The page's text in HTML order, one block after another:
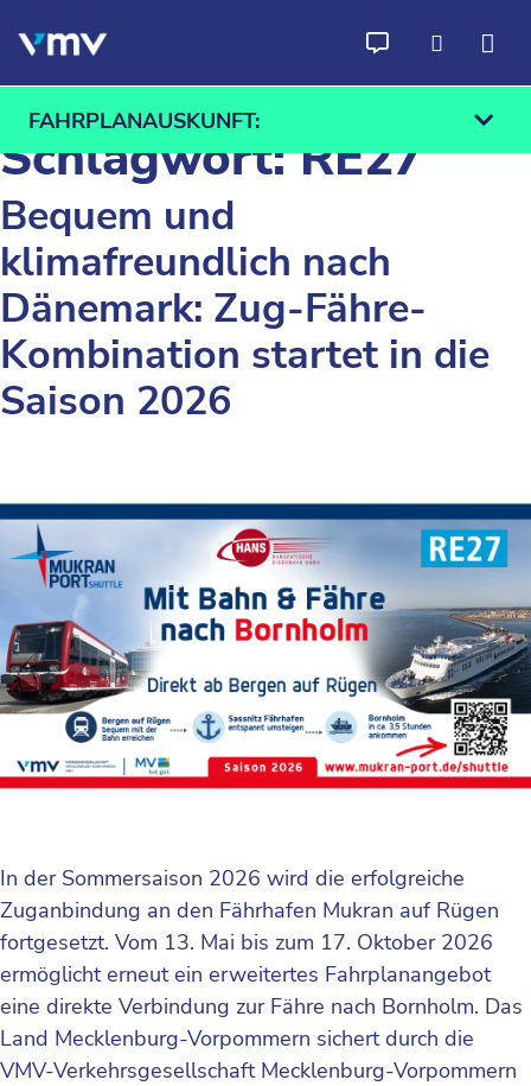
FAHRPLANAUSKUNFT:
Ab An
Finden
Schlagwort:RE27
Bequem und
klimafreundlich nach
Dänemark: Zug-Fähre-
Kombination startet in die
Saison 2026
In der Sommersaison 2026 wird die erfolgreiche
Zuganbindung an den Fährhafen Mukran auf Rügen
fortgesetzt. Vom 13. Mai bis zum 17. Oktober 2026
ermöglicht erneut ein erweitertes Fahrplanangebot
eine direkte Verbindung zur Fähre nach Bornholm. Das
Land Mecklenburg-Vorpommern sichert durch die
VMV-Verkehrsgesellschaft Mecklenburg-Vorpommern